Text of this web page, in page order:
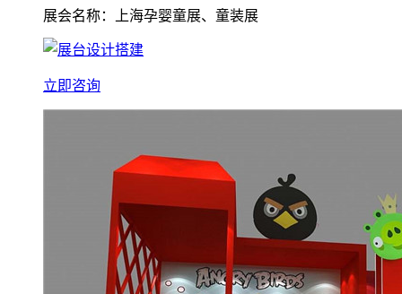
展会名称：上海孕婴童展、童装展
立即咨询